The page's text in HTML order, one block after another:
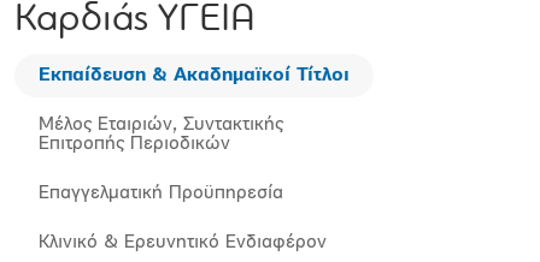
Καρδιάς ΥΓΕΙΑ
Εκπαίδευση & Ακαδημαϊκοί Τίτλοι
Μέλος Εταιριών, Συντακτικής
Επιτροπής Περιοδικών
Επαγγελματική Προϋπηρεσία
Κλινικό & Ερευνητικό Ενδιαφέρον